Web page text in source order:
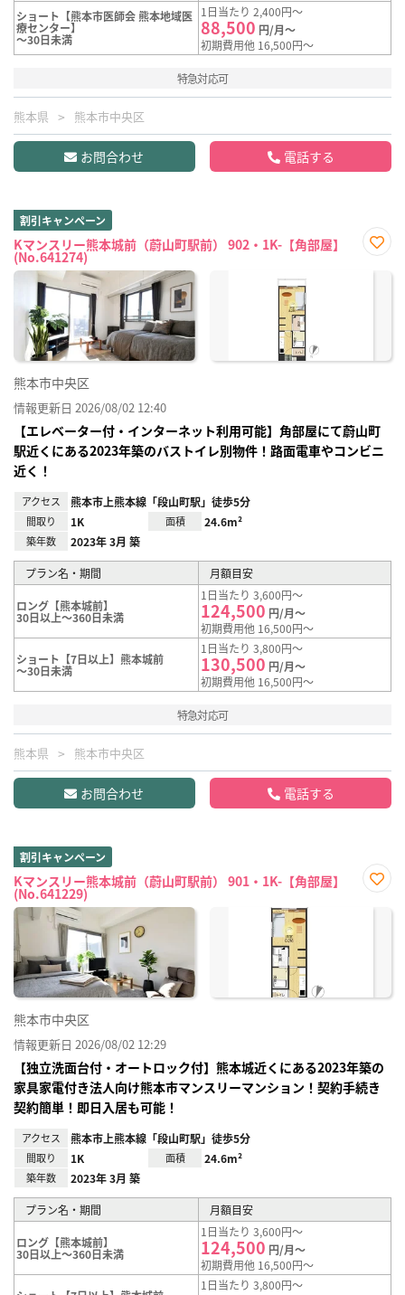
ショート【熊本市医師会 熊本地域医
療センター】
～30日未満
1日当たり 2,400円～
88,500 円/月～
初期費用他 16,500円～
特急対応可
熊本県 熊本市中央区
お問合わせ 電話する
割引キャンペーン
Kマンスリー熊本城前（蔚山町駅前） 902・1K-【角部屋】
(No.641274)
に入
熊本市中央区
情報更新日 2026/08/02 12:40
【エレベーター付・インターネット利用可能】角部屋にて蔚山町
駅近くにある2023年築のバストイレ別物件！路面電車やコンビニ
近く！
アクセス 熊本市上熊本線「段山町駅」徒歩5分
間取り 1K 面積 24.6m²
築年数 2023年 3月 築
プラン名・期間 月額目安
ロング【熊本城前】
30日以上～360日未満
1日当たり 3,600円～
124,500 円/月～
初期費用他 16,500円～
ショート【7日以上】熊本城前
～30日未満
1日当たり 3,800円～
130,500 円/月～
初期費用他 16,500円～
特急対応可
熊本県 熊本市中央区
お問合わせ 電話する
割引キャンペーン
Kマンスリー熊本城前（蔚山町駅前） 901・1K-【角部屋】
(No.641229)
に入
熊本市中央区
情報更新日 2026/08/02 12:29
【独立洗面台付・オートロック付】熊本城近くにある2023年築の
家具家電付き法人向け熊本市マンスリーマンション！契約手続き
契約簡単！即日入居も可能！
アクセス 熊本市上熊本線「段山町駅」徒歩5分
間取り 1K 面積 24.6m²
築年数 2023年 3月 築
プラン名・期間 月額目安
ロング【熊本城前】
30日以上～360日未満
1日当たり 3,600円～
124,500 円/月～
初期費用他 16,500円～
1日当たり 3,800円～